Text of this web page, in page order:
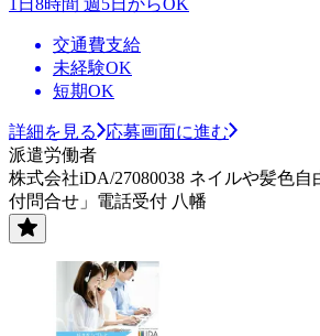
交通費支給
未経験OK
短期OK
詳細を見る
応募画面に進む
派遣労働者
株式会社iDA/27080038 ネイルや髪色
付問合せ」電話受付 八幡